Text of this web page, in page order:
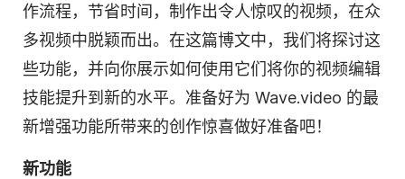
作流程，节省时间，制作出令人惊叹的视频，在众
多视频中脱颖而出。在这篇博文中，我们将探讨这
些功能，并向你展示如何使用它们将你的视频编辑
技能提升到新的水平。准备好为 Wave.video 的最
新增强功能所带来的创作惊喜做好准备吧！
新功能